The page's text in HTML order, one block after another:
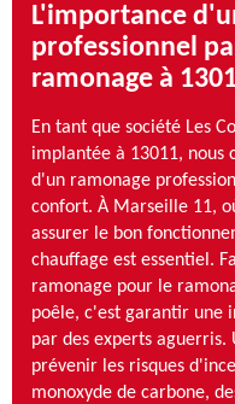
L'importance
professionnel
ramonage à
En tant que société Les
implantée à 13011,
d'un ramonage
confort. À Marseille 11,
assurer le bon
chauffage est essentiel.
ramonage pour le
poêle, c'est garantir une
par des experts
prévenir les risques
monoxyde de carbone,